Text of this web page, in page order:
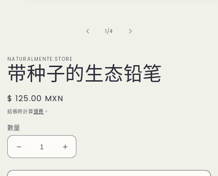
啟
多
媒
檔
1
1 //4
NATURALMENTE.STORE
带种子的生态铅笔
定
價
$ 125.00 MXN
結帳時計算運費 。
數量